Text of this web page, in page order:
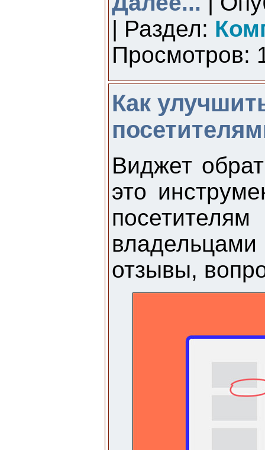
| Раздел:
Просмотров:
Как
Виджет
это
владельцами
отзывы,